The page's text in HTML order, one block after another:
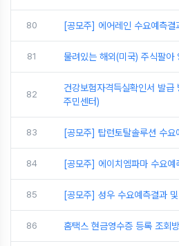
80 [공모주] 에어레인 수요예측
81 물려있는 해외(미국) 주식팔아
82
건강보험자격득실확인서 발급
주민센터)
83 [공모주] 탑런토탈솔루션 수
84 [공모주] 에이치엠파마 수요
85 [공모주] 성우 수요예측결과
86 홈택스 현금영수증 등록 조회